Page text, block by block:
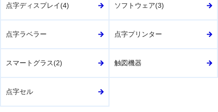
点字ディスプレイ(4) ソフトウェア(3)
点字ラベラー 点字プリンター
スマートグラス(2) 触図機器
点字セル